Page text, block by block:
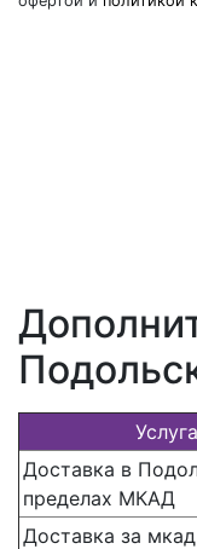
Услуга
Доставка в
пределах МКАД
Доставка за мкад